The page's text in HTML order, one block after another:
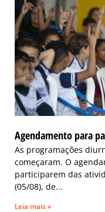
Agendamento para
As programações
começaram. O
participarem das
(05/08), de
Leia mais »